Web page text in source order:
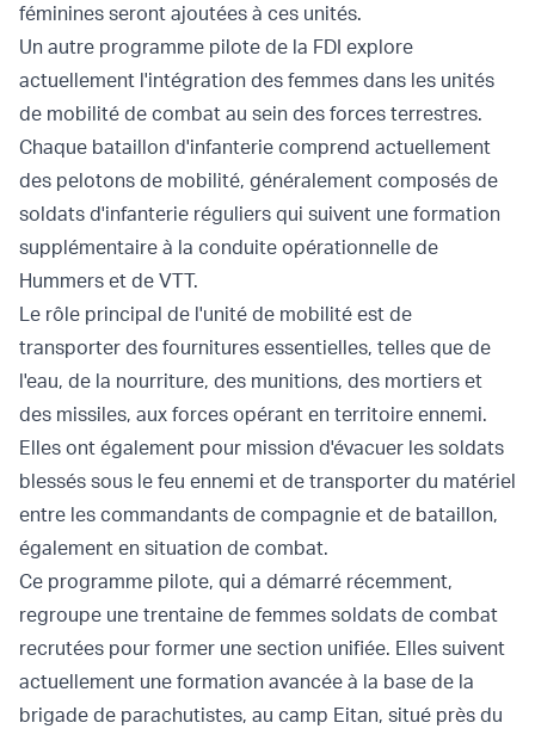
féminines seront ajoutées à ces unités.
Un autre programme pilote de la FDI explore
actuellement l'intégration des femmes dans les unités
de mobilité de combat au sein des forces terrestres.
Chaque bataillon d'infanterie comprend actuellement
des pelotons de mobilité, généralement composés de
soldats d'infanterie réguliers qui suivent une formation
supplémentaire à la conduite opérationnelle de
Hummers et de VTT.
Le rôle principal de l'unité de mobilité est de
transporter des fournitures essentielles, telles que de
l'eau, de la nourriture, des munitions, des mortiers et
des missiles, aux forces opérant en territoire ennemi.
Elles ont également pour mission d'évacuer les soldats
blessés sous le feu ennemi et de transporter du matériel
entre les commandants de compagnie et de bataillon,
également en situation de combat.
Ce programme pilote, qui a démarré récemment,
regroupe une trentaine de femmes soldats de combat
recrutées pour former une section unifiée. Elles suivent
actuellement une formation avancée à la base de la
brigade de parachutistes, au camp Eitan, situé près du